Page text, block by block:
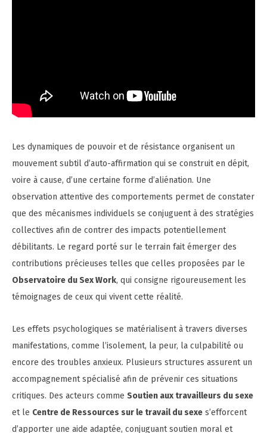
Les dynamiques de pouvoir et de résistance organisent un
mouvement subtil d’auto-affirmation qui se construit en dépit,
voire à cause, d’une certaine forme d’aliénation. Une
observation attentive des comportements permet de constater
que des mécanismes individuels se conjuguent à des stratégies
collectives afin de contrer des impacts potentiellement
débilitants. Le regard porté sur le terrain fait émerger des
contributions précieuses telles que celles proposées par le
Observatoire du Sex Work, qui consigne rigoureusement les
témoignages de ceux qui vivent cette réalité.
Les effets psychologiques se matérialisent à travers diverses
manifestations, comme l’isolement, la peur, la culpabilité ou
encore des troubles anxieux. Plusieurs structures assurent un
accompagnement spécialisé afin de prévenir ces situations
critiques. Des acteurs comme Soutien aux travailleurs du sexe
et le Centre de Ressources sur le travail du sexe s’efforcent
d’apporter une aide adaptée, conjuguant soutien moral et